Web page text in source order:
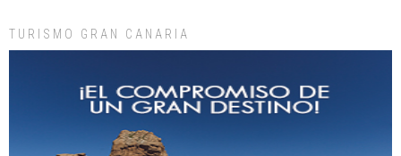
Gato manso encontrado
TURISMO GRAN CANARIA